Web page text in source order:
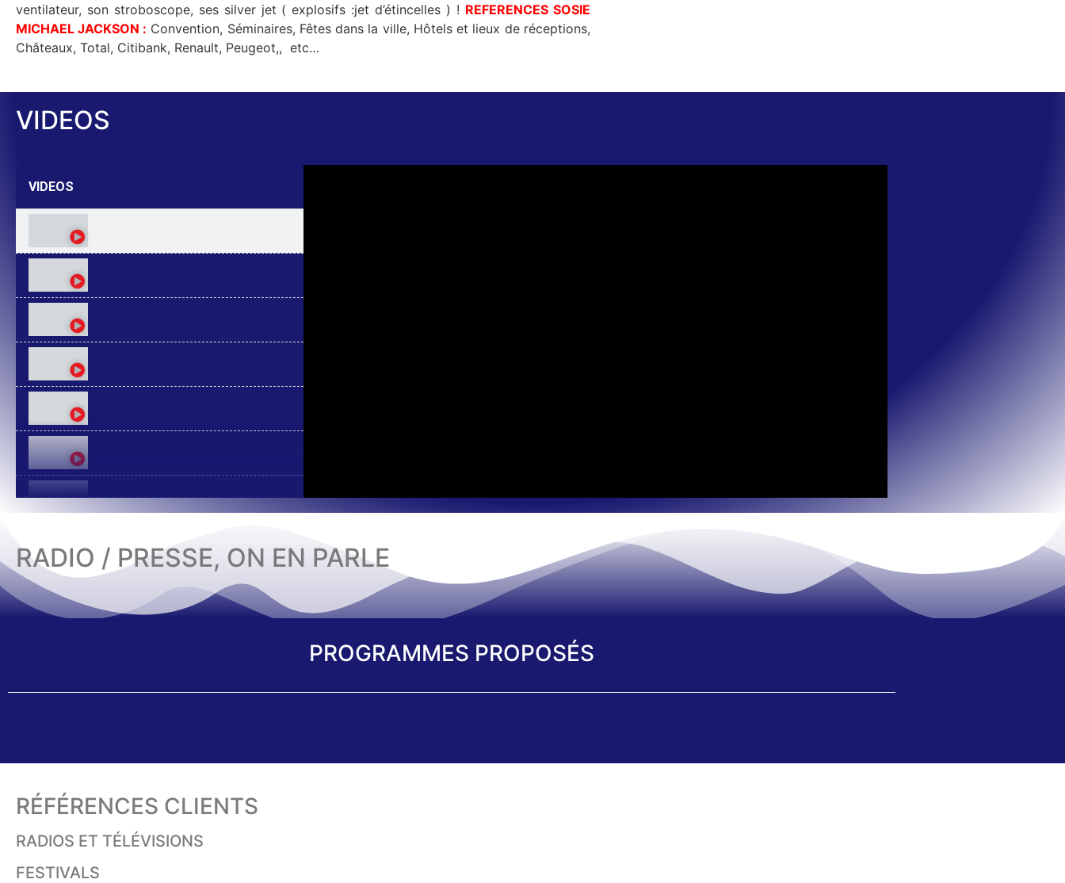
ventilateur, son stroboscope, ses silver jet ( explosifs :jet d’étincelles ) ! REFERENCES SOSIE
MICHAEL JACKSON : Convention, Séminaires, Fêtes dans la ville, Hôtels et lieux de réceptions,
Châteaux, Total, Citibank, Renault, Peugeot,, etc…
VIDEOS
VIDEOS
RADIO / PRESSE, ON EN PARLE
PROGRAMMES PROPOSÉS
RÉFÉRENCES CLIENTS
RADIOS ET TÉLÉVISIONS
FESTIVALS